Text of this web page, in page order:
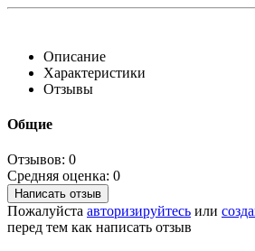
Описание
Характеристики
Отзывы
Общие
Отзывов: 0
Средняя оценка: 0
Написать отзыв
Пожалуйста авторизируйтесь или
перед тем как написать отзыв